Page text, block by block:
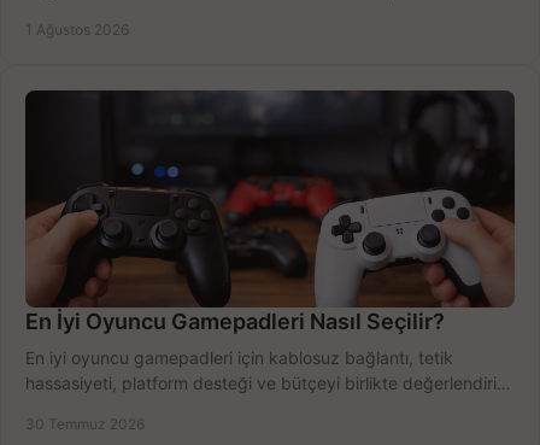
1 Ağustos 2026
En İyi Oyuncu Gamepadleri Nasıl Seçilir?
En iyi oyuncu gamepadleri için kablosuz bağlantı, tetik
hassasiyeti, platform desteği ve bütçeyi birlikte değerlendirin;
30 Temmuz 2026